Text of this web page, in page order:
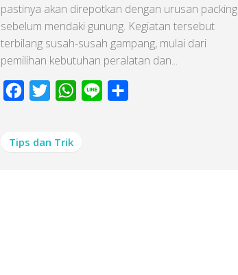
pastinya akan direpotkan dengan urusan packing
sebelum mendaki gunung. Kegiatan tersebut
terbilang susah-susah gampang, mulai dari
pemilihan kebutuhan peralatan dan...
Facebook
Twitter WhatsApp
Line
Tips dan Trik